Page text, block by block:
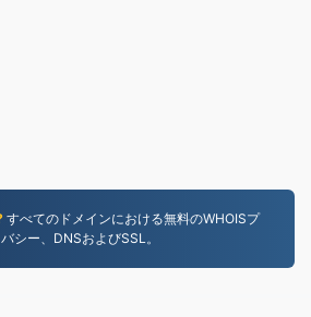
すべてのドメインにおける無料のWHOISプ
シー、DNSおよびSSL。